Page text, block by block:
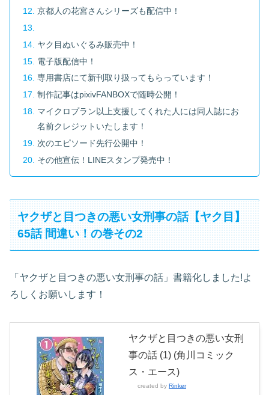
京都人の花宮さんシリーズも配信中！
ヤク目ぬいぐるみ販売中！
電子版配信中！
専用書店にて新刊取り扱ってもらっています！
制作記事はpixivFANBOXで随時公開！
マイクロプラン以上支援してくれた人には同人誌にお
名前クレジットいたします！
次のエピソード先行公開中！
その他宣伝！LINEスタンプ発売中！
ヤクザと目つきの悪い女刑事の話【ヤク目】
65話 間違い！の巻その2
「ヤクザと目つきの悪い女刑事の話」書籍化しました!よ
ろしくお願いします！
ヤクザと目つきの悪い女刑
事の話 (1) (角川コミック
ス・エース)
created by Rinker